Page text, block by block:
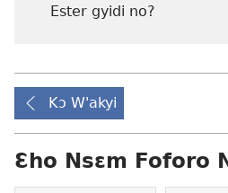
Ester gyidi no?
Kɔ W'akyi
Ɛho Nsɛm Foforo